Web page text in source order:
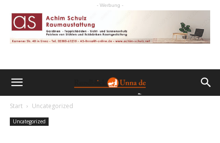
- Werbung -
Start Uncategorized
Uncategorized